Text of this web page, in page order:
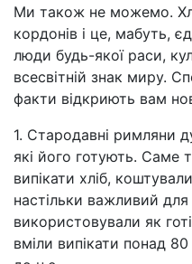
Ми також не можемо.
кордонів і це, мабуть,
люди будь-якої раси,
всесвітній знак миру.
факти відкриють вам
1. Стародавні римляни
які його готують. Саме
випікати хліб,
настільки важливий
використовували як
вміли випікати понад